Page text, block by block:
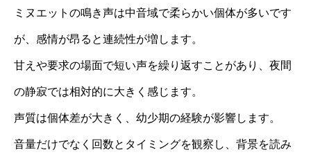
ミヌエットの鳴き声は中音域で柔らかい個体が多いです
が、感情が昂ると連続性が増します。
甘えや要求の場面で短い声を繰り返すことがあり、夜間
の静寂では相対的に大きく感じます。
声質は個体差が大きく、幼少期の経験が影響します。
音量だけでなく回数とタイミングを観察し、背景を読み